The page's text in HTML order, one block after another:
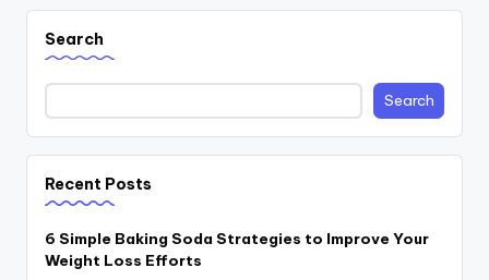
Search
Search
Recent Posts
6 Simple Baking Soda Strategies to Improve Your
Weight Loss Efforts